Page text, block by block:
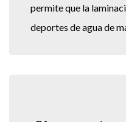
permite que la
deportes de agua de